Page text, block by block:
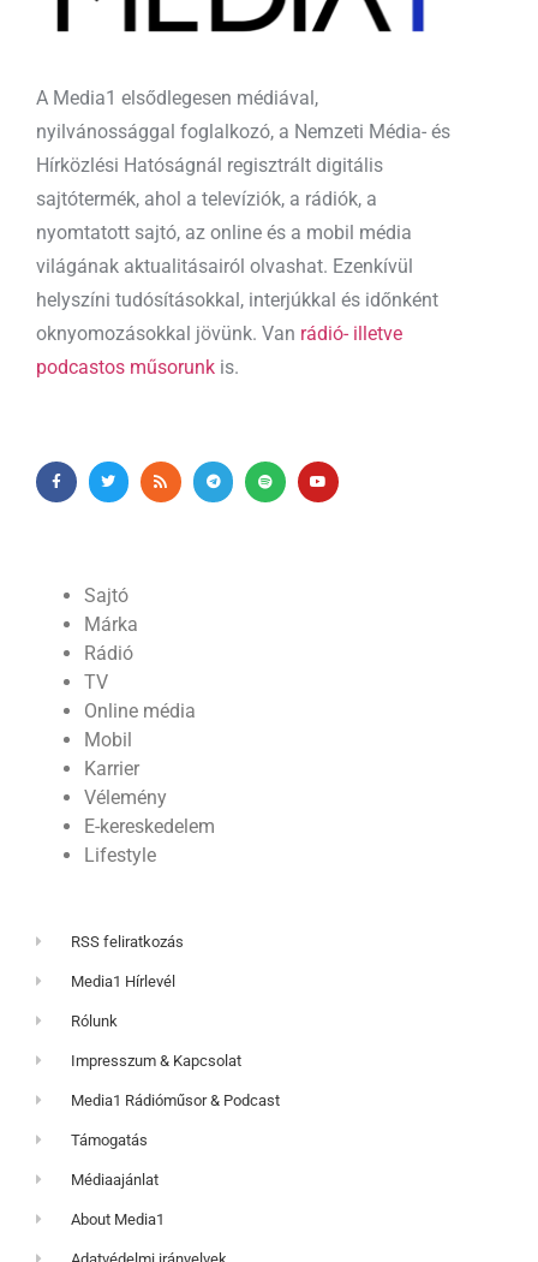
A Media1 elsődlegesen médiával,
nyilvánossággal foglalkozó, a Nemzeti Média- és
Hírközlési Hatóságnál regisztrált digitális
sajtótermék, ahol a televíziók, a rádiók, a
nyomtatott sajtó, az online és a mobil média
világának aktualitásairól olvashat. Ezenkívül
helyszíni tudósításokkal, interjúkkal és időnként
oknyomozásokkal jövünk. Van rádió- illetve
podcastos műsorunk is.
Sajtó
Márka
Rádió
TV
Online média
Mobil
Karrier
Vélemény
E-kereskedelem
Lifestyle
RSS feliratkozás
Media1 Hírlevél
Rólunk
Impresszum & Kapcsolat
Media1 Rádióműsor & Podcast
Támogatás
Médiaajánlat
About Media1